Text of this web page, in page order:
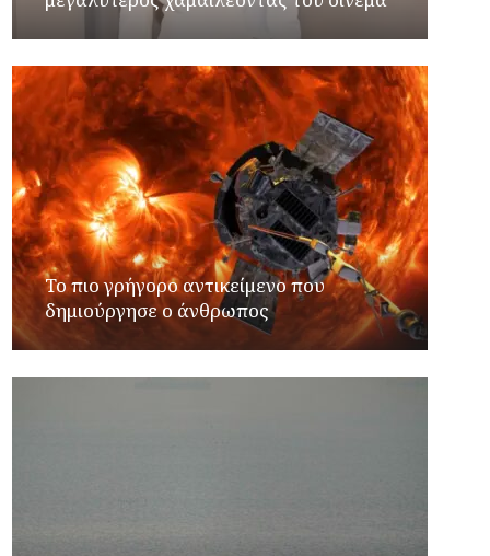
Το πιο γρήγορο αντικείμενο που
δημιούργησε ο άνθρωπος